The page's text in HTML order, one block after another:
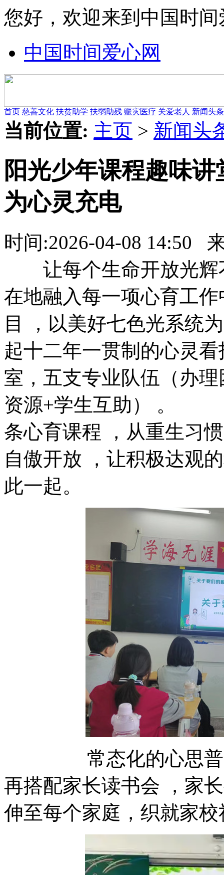
您好，欢迎来到中国时
中国时间爱心网
首页 慈善文化 扶贫助学 扶弱助残 赈灾医疗 关爱老人 新闻头条
当前位置: 主页 > 新闻头
阳光少年课程趣味
为心灵充电
时间:2026-04-08 14:50
让每个生命开放光辉不
在地融入每一项心育工作
目 ，以美好七色光
起十二年一贯制的心灵看
室，五支专业队伍（
资源+学生互助） 
条心育课程 ，从重生习惯
自傲开放 ，让积极达观
此一起。
常态化的心思普查与
再搭配家长读书会 ，家长
伸至每个家庭，织就家